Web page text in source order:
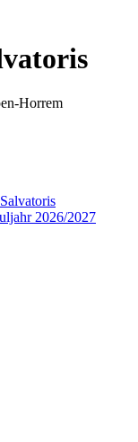
Horrem
2026/2027